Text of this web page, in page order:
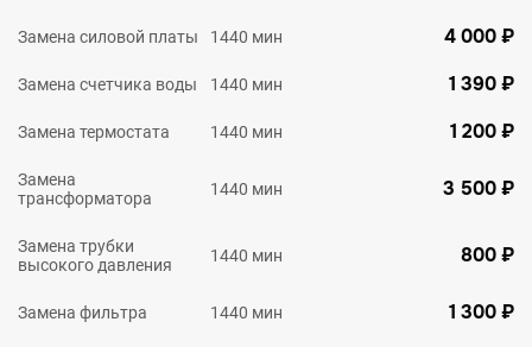
Замена силовой платы 1440 мин 4 000 ₽
Замена счетчика воды 1440 мин 1 390 ₽
Замена термостата 1440 мин 1 200 ₽
Замена
трансформатора
1440 мин 3 500 ₽
Замена трубки
высокого давления
1440 мин 800 ₽
Замена фильтра 1440 мин 1 300 ₽